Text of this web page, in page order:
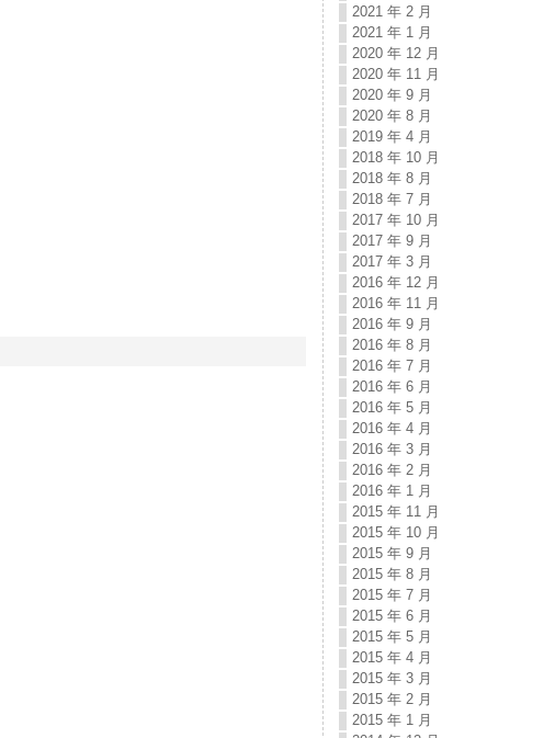
2021 年 2 月
2021 年 1 月
2020 年 12 月
2020 年 11 月
2020 年 9 月
2020 年 8 月
2019 年 4 月
2018 年 10 月
2018 年 8 月
2018 年 7 月
2017 年 10 月
2017 年 9 月
2017 年 3 月
2016 年 12 月
2016 年 11 月
2016 年 9 月
2016 年 8 月
2016 年 7 月
2016 年 6 月
2016 年 5 月
2016 年 4 月
2016 年 3 月
2016 年 2 月
2016 年 1 月
2015 年 11 月
2015 年 10 月
2015 年 9 月
2015 年 8 月
2015 年 7 月
2015 年 6 月
2015 年 5 月
2015 年 4 月
2015 年 3 月
2015 年 2 月
2015 年 1 月